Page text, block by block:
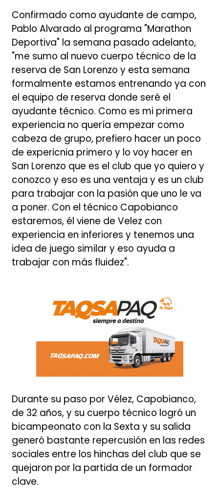
Confirmado como ayudante de campo,
Pablo Alvarado al programa "Marathon
Deportiva" la semana pasado adelanto,
"me sumo al nuevo cuerpo técnico de la
reserva de San Lorenzo y esta semana
formalmente estamos entrenando ya con
el equipo de reserva donde seré el
ayudante técnico. Como es mi primera
experiencia no quería empezar como
cabeza de grupo, prefiero hacer un poco
de expericnia primero y lo voy hacer en
San Lorenzo que es el club que yo quiero y
conozco y eso es una ventaja y es un club
para trabajar con la pasión que uno le va
a poner. Con el técnico Capobianco
estaremos, él viene de Velez con
experiencia en inferiores y tenemos una
idea de juego similar y eso ayuda a
trabajar con más fluidez".
Durante su paso por Vélez, Capobianco,
de 32 años, y su cuerpo técnico logró un
bicampeonato con la Sexta y su salida
generó bastante repercusión en las redes
sociales entre los hinchas del club que se
quejaron por la partida de un formador
clave.